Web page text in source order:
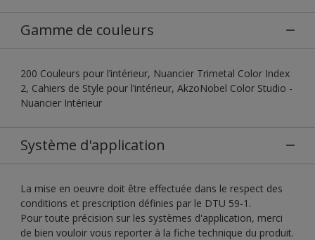
Gamme de couleurs
200 Couleurs pour l’intérieur, Nuancier Trimetal Color Index
2, Cahiers de Style pour l’intérieur, AkzoNobel Color Studio -
Nuancier Intérieur
Système d'application
La mise en oeuvre doit être effectuée dans le respect des
conditions et prescription définies par le DTU 59-1.
Pour toute précision sur les systèmes d'application, merci
de bien vouloir vous reporter à la fiche technique du produit.